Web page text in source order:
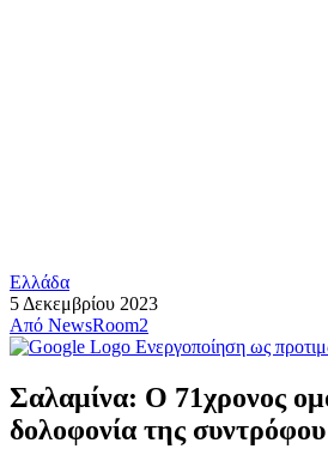
Ελλάδα
5 Δεκεμβρίου 2023
Από NewsRoom2
Ενεργοποίηση ως
Σαλαμίνα: Ο 71χρονος
δολοφονία της